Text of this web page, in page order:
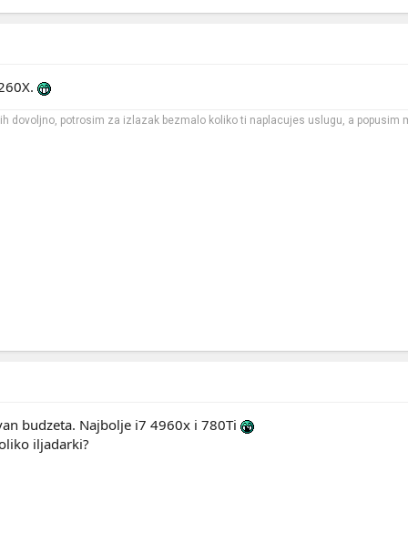
dovoljno, potrosim za izlazak bezmalo koliko ti naplacujes uslugu, a popusim
budzeta. Najbolje i7 4960x i 780Ti
iljadarki?